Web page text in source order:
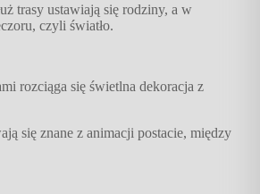
trasy ustawiają się rodziny, a w
czyli światło.
rozciąga się świetlna dekoracja z
się znane z animacji postacie, między